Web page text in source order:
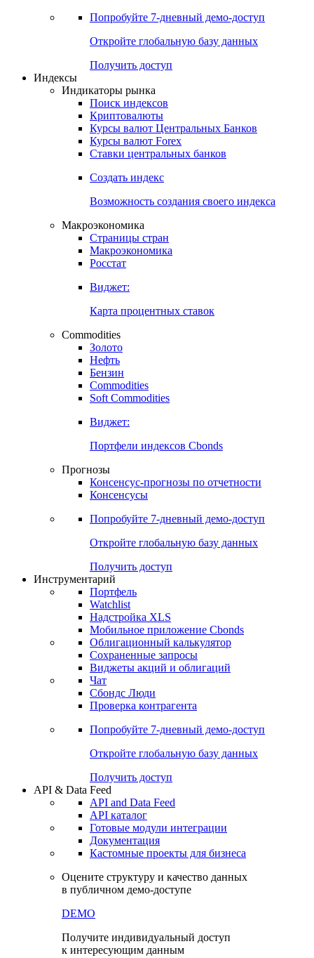
Попробуйте 7-дневный демо-доступ
Откройте глобальную базу данных
Получить доступ
Индексы
Индикаторы рынка
Поиск индексов
Криптовалюты
Курсы валют Центральных Банков
Курсы валют Forex
Ставки центральных банков
Создать индекс
Возможность создания своего индекса
Макроэкономика
Страницы стран
Макроэкономика
Росстат
Виджет:
Карта процентных ставок
Commodities
Золото
Нефть
Бензин
Commodities
Soft Commodities
Виджет:
Портфели индексов Cbonds
Прогнозы
Консенсус-прогнозы по отчетности
Консенсусы
Попробуйте 7-дневный демо-доступ
Откройте глобальную базу данных
Получить доступ
Инструментарий
Портфель
Watchlist
Надстройка XLS
Мобильное приложение Cbonds
Облигационный калькулятор
Сохраненные запросы
Виджеты акций и облигаций
Чат
Сбондс Люди
Проверка контрагента
Попробуйте 7-дневный демо-доступ
Откройте глобальную базу данных
Получить доступ
API & Data Feed
API and Data Feed
API каталог
Готовые модули интеграции
Документация
Кастомные проекты для бизнеса
Оцените структуру и качество данных
в публичном демо-доступе
DEMO
Получите индивидуальный доступ
к интересующим данным